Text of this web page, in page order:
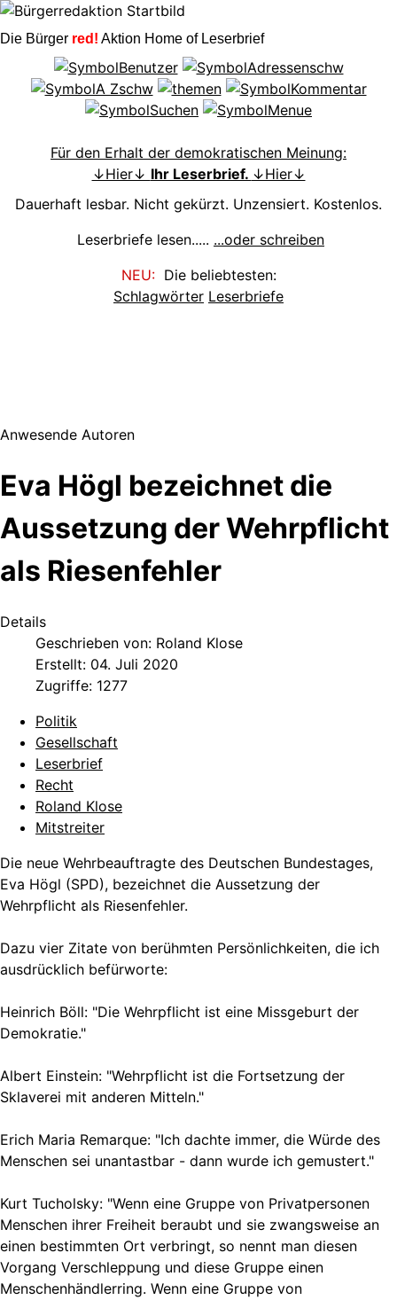
Die Bürger red! Aktion Home of Leserbrief
Für den Erhalt der demokratischen Meinung:
↓Hier↓ Ihr Leserbrief. ↓Hier↓
Dauerhaft lesbar. Nicht gekürzt. Unzensiert. Kostenlos.
Leserbriefe lesen..... ...oder schreiben
NEU:Die beliebtesten:
Schlagwörter Leserbriefe
Anwesende Autoren
Eva Högl bezeichnet die
Aussetzung der Wehrpflicht
als Riesenfehler
Details
Geschrieben von: Roland Klose
Erstellt: 04. Juli 2020
Zugriffe: 1277
Politik
Gesellschaft
Leserbrief
Recht
Roland Klose
Mitstreiter
Die neue Wehrbeauftragte des Deutschen Bundestages,
Eva Högl (SPD), bezeichnet die Aussetzung der
Wehrpflicht als Riesenfehler.
Dazu vier Zitate von berühmten Persönlichkeiten, die ich
ausdrücklich befürworte:
Heinrich Böll: "Die Wehrpflicht ist eine Missgeburt der
Demokratie."
Albert Einstein: "Wehrpflicht ist die Fortsetzung der
Sklaverei mit anderen Mitteln."
Erich Maria Remarque: "Ich dachte immer, die Würde des
Menschen sei unantastbar - dann wurde ich gemustert."
Kurt Tucholsky: "Wenn eine Gruppe von Privatpersonen
Menschen ihrer Freiheit beraubt und sie zwangsweise an
einen bestimmten Ort verbringt, so nennt man diesen
Vorgang Verschleppung und diese Gruppe einen
Menschenhändlerring. Wenn eine Gruppe von